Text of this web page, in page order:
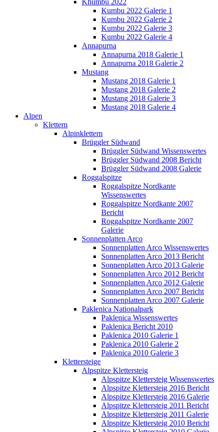
Khumbu 2022
Kumbu 2022 Galerie 1
Kumbu 2022 Galerie 2
Kumbu 2022 Galerie 3
Kumbu 2022 Galerie 4
Annapurna
Annapurna 2018 Galerie 1
Annapurna 2018 Galerie 2
Mustang
Mustang 2018 Galerie 1
Mustang 2018 Galerie 2
Mustang 2018 Galerie 3
Mustang 2018 Galerie 4
Alpen
Klettern
Alpinklettern
Brüggler Südwand
Brüggler Südwand Wissenswertes
Brüggler Südwand 2008 Bericht
Brüggler Südwand 2008 Galerie
Roggalspitze
Roggalspitze Nordkante
Wissenswertes
Roggalspitze Nordkante 2007
Bericht
Roggalspitze Nordkante 2007
Galerie
Sonnenplatten Arco
Sonnenplatten Arco Wissenswertes
Sonnenplatten Arco 2013 Bericht
Sonnenplatten Arco 2013 Galerie
Sonnenplatten Arco 2012 Bericht
Sonnenplatten Arco 2012 Galerie
Sonnenplatten Arco 2007 Bericht
Sonnenplatten Arco 2007 Galerie
Paklenica Nationalpark
Paklenica Wissenswertes
Paklenica Bericht 2010
Paklenica 2010 Galerie 1
Paklenica 2010 Galerie 2
Paklenica 2010 Galerie 3
Klettersteige
Alpspitze Klettersteig
Alpspitze Klettersteig Wissenswertes
Alpspitze Klettersteig 2016 Bericht
Alpspitze Klettersteig 2016 Galerie
Alpspitze Klettersteig 2011 Bericht
Alpspitze Klettersteig 2011 Galerie
Alpspitze Klettersteig 2010 Bericht